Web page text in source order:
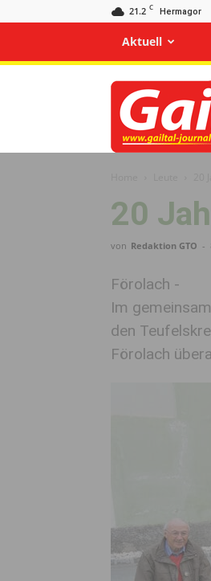
21.2 C Hermagor
Aktuell
Gailtal
Journal
20
von Redaktion GTO -
Förolach -
Im
den
Förolach